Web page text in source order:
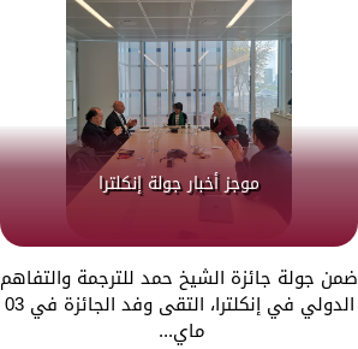
موجز أخبار جولة إنكلترا
ضمن جولة جائزة الشيخ حمد للترجمة والتفاهم
الدولي في إنكلترا، التقى وفد الجائزة في 03
ماي...